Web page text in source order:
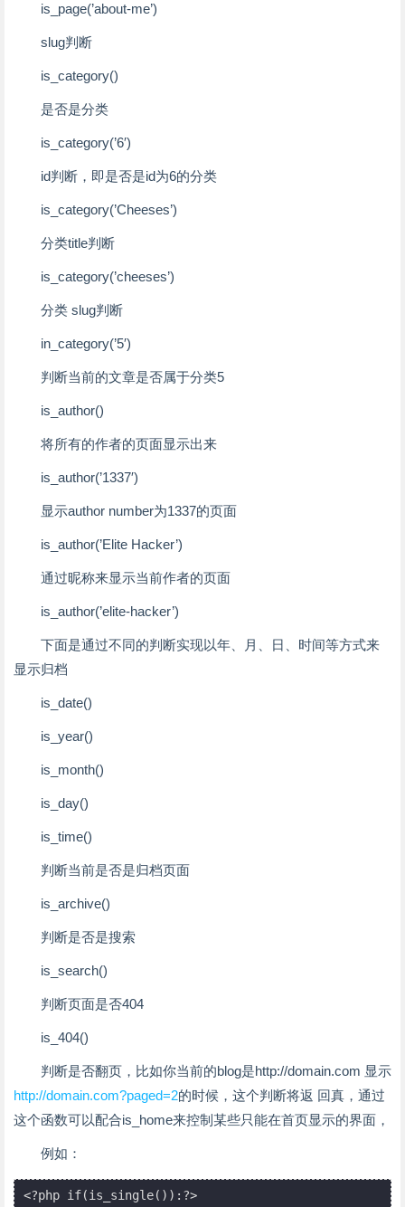
is_page(’about-me’)
slug判断
is_category()
是否是分类
is_category(’6′)
id判断，即是否是id为6的分类
is_category(’Cheeses’)
分类title判断
is_category(’cheeses’)
分类 slug判断
in_category(’5′)
判断当前的文章是否属于分类5
is_author()
将所有的作者的页面显示出来
is_author(’1337′)
显示author number为1337的页面
is_author(’Elite Hacker’)
通过昵称来显示当前作者的页面
is_author(’elite-hacker’)
下面是通过不同的判断实现以年、月、日、时间等方式来
显示归档
is_date()
is_year()
is_month()
is_day()
is_time()
判断当前是否是归档页面
is_archive()
判断是否是搜索
is_search()
判断页面是否404
is_404()
判断是否翻页，比如你当前的blog是http://domain.com 显示
http://domain.com?paged=2的时候，这个判断将返 回真，通过
这个函数可以配合is_home来控制某些只能在首页显示的界面，
例如：
<?php if(is_single()):?>